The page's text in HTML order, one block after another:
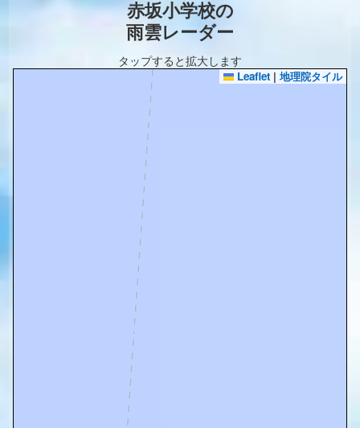
赤坂小学校の
雨雲レーダー
タップすると拡大します
Leaflet | 地理院タイル